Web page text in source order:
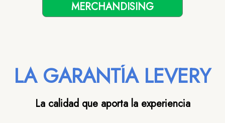
MERCHANDISING
LA GARANTÍA LEVERY
La calidad que aporta la experiencia